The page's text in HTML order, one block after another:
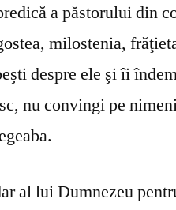
a păstorului din
milostenia,
despre ele şi îi
nu convingi pe
al lui Dumnezeu